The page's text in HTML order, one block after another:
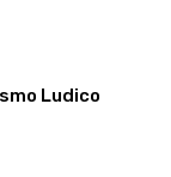
Ludico